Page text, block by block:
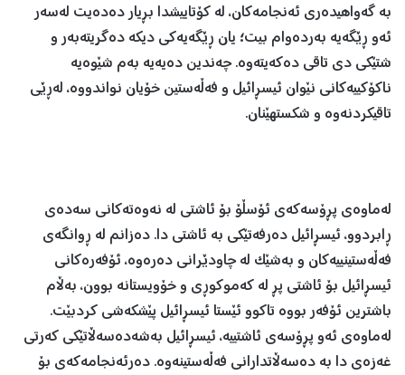
بە گەواهیدەری ئەنجامەکان، لە کۆتاییشدا بڕیار دەدەیت لەسەر
ئەو ڕێگەیە بەردەوام بیت؛ یان ڕێگەیەکی دیکە دەگریتەبەر و
شتێکی دی تاقی دەکەیتەوە. چەندین دەیەیە بەم شێوەیە
ناکۆکییەکانی نێوان ئیسڕائیل و فەڵەستین خۆیان نواندووە، لەڕێی
تاقیکردنەوە و شکستهێنان.
لەماوەی پڕۆسەکەی ئۆسڵۆ بۆ ئاشتی لە نەوەتەکانی سەدەی
ڕابردوو، ئیسڕائیل دەرفەتێکی بە ئاشتی دا. دەزانم لە ڕوانگەی
فەڵەستینییەکان و بەشێک لە چاودێرانی دەرەوە، ئۆفەرەکانی
ئیسڕائیل بۆ ئاشتی پڕ لە کەموکوڕی و خۆویستانە بوون، بەڵام
باشترین ئۆفەر بووە تاکوو ئێستا ئیسڕائیل پێشکەشی کردبێت.
لەماوەی ئەو پڕۆسەی ئاشتییە، ئیسڕائیل بەشەدەسەڵاتێکی کەرتی
غەزەی دا بە دەسەڵاتدارانی فەڵەستینەوە. دەرئەنجامەکەی بۆ